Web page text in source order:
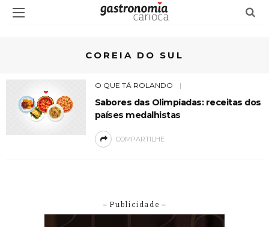
COREIA DO SUL
O QUE TÁ ROLANDO
Sabores das Olimpíadas: receitas dos
países medalhistas
COMPARTILHE
– Publicidade –